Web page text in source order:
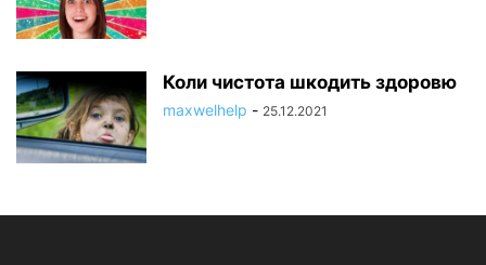
Коли чистота шкодить здоровю
maxwelhelp - 25.12.2021